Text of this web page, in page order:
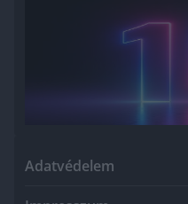
Adatvédelem